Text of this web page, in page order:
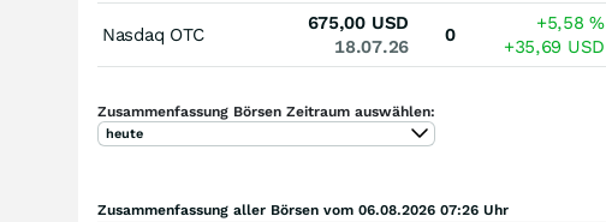
Nasdaq OTC
675,00 USD
18.07.26
0
+5,58%
+35,69 USD
Zusammenfassung Börsen Zeitraum auswählen:
heute
Zusammenfassung aller Börsen vom 06.08.2026 07:26 Uhr